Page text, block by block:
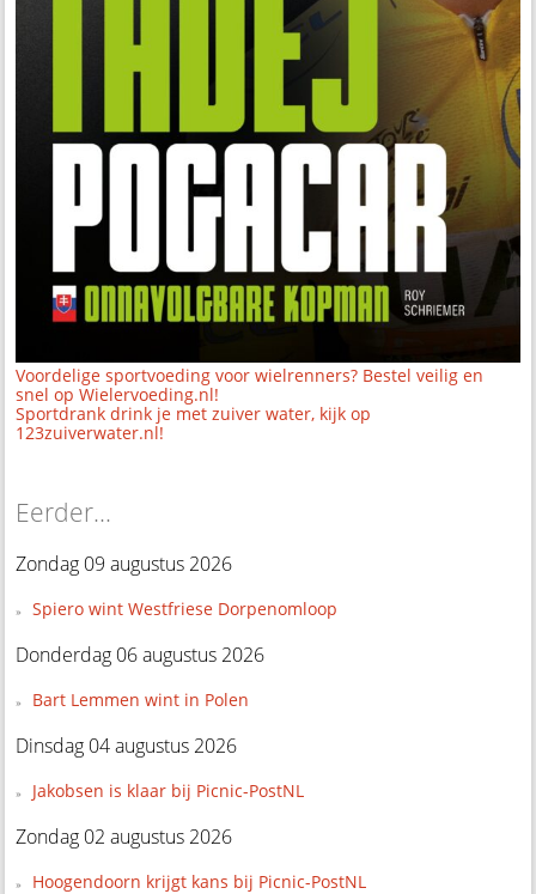
Voordelige sportvoeding voor wielrenners? Bestel veilig en
snel op Wielervoeding.nl!
Sportdrank drink je met zuiver water, kijk op
123zuiverwater.nl!
Eerder...
Zondag 09 augustus 2026
Spiero wint Westfriese Dorpenomloop
Donderdag 06 augustus 2026
Bart Lemmen wint in Polen
Dinsdag 04 augustus 2026
Jakobsen is klaar bij Picnic-PostNL
Zondag 02 augustus 2026
Hoogendoorn krijgt kans bij Picnic-PostNL